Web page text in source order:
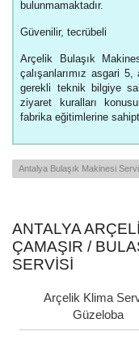
bulunmamaktadır.
Güvenilir, tecrübeli
Arçelik Bulaşık
çalışanlarımız asgari
gerekli teknik bilgiye
ziyaret kuralları
fabrika eğitimlerine
Antalya Bulaşık Makinesi
ANTALYA
ÇAMAŞIR /
SERVISI
Arçelik Klima
Güzeloba